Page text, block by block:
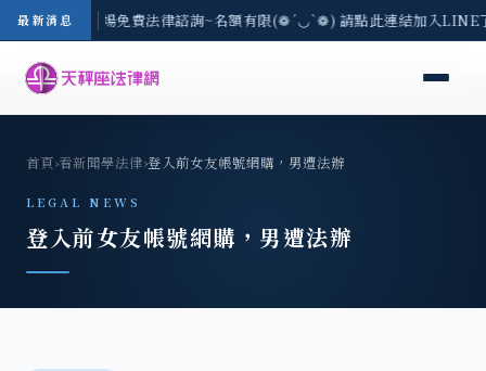
最新消息
區-8/3(一) 現場免費法律諮詢~名額有限(❁´◡`❁) 請點此連結加入
首頁›看新聞學法律›登入前女友帳號網購，男遭法辦
LEGAL NEWS
登入前女友帳號網購，男遭法辦